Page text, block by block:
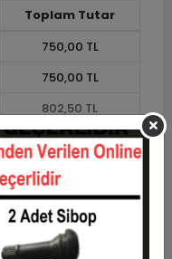
Toplam Tutar
750,00 TL
750,00 TL
802,50 TL
817,50 TL
832,50 TL
847,50 TL
862,50 TL